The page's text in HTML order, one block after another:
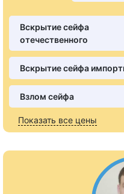
Вскрытие сейфа
отечественного
Вскрытие сейфа
Взлом сейфа
Показать все цены